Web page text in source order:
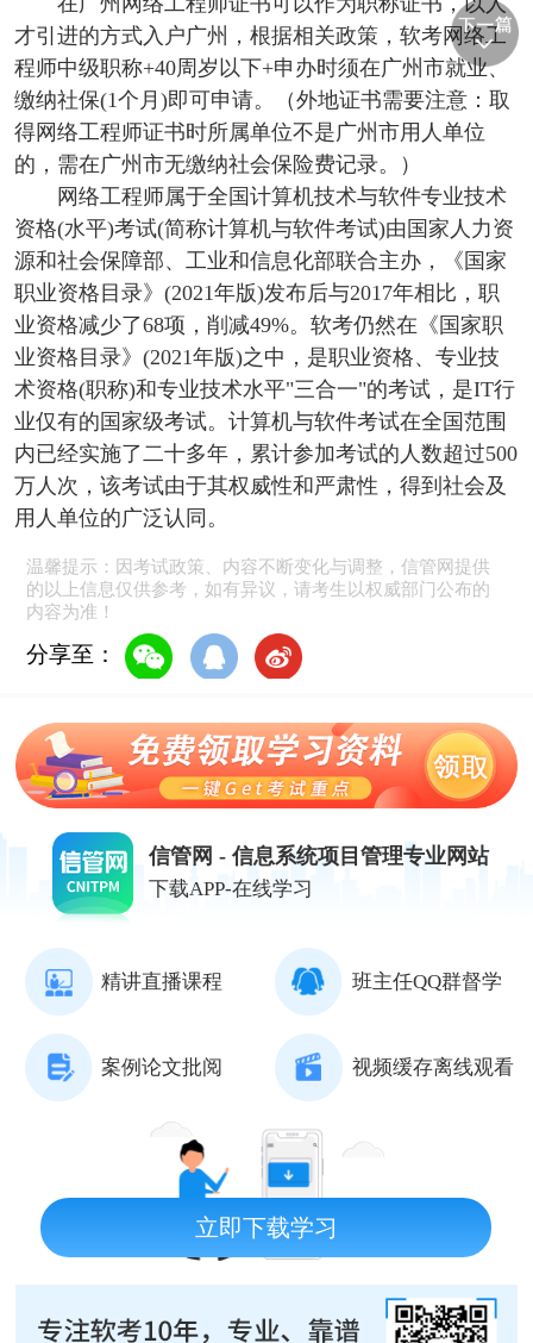
才引进的方式入户广州，根据相关政策，软考网络工
程师中级职称+40周岁以下+申办时须在广州市就业、
缴纳社保(1个月)即可申请。（外地证书需要注意：取
得网络工程师证书时所属单位不是广州市用人单位
的，需在广州市无缴纳社会保险费记录。）
网络工程师属于全国计算机技术与软件专业技术
资格(水平)考试(简称计算机与软件考试)由国家人力资
源和社会保障部、工业和信息化部联合主办，《国家
职业资格目录》(2021年版)发布后与2017年相比，职
业资格减少了68项，削减49%。软考仍然在《国家职
业资格目录》(2021年版)之中，是职业资格、专业技
术资格(职称)和专业技术水平"三合一"的考试，是IT行
业仅有的国家级考试。计算机与软件考试在全国范围
内已经实施了二十多年，累计参加考试的人数超过500
万人次，该考试由于其权威性和严肃性，得到社会及
用人单位的广泛认同。
温馨提示：因考试政策、内容不断变化与调整，信管网提供
的以上信息仅供参考，如有异议，请考生以权威部门公布的
内容为准！
分享至：
信管网 - 信息系统项目管理专业网站
下载APP-在线学习
精讲直播课程 班主任QQ群督学
案例论文批阅 视频缓存离线观看
立即下载学习